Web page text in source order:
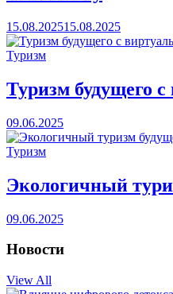
15.08.202515.08.2025
Туризм
Туризм будущего
09.06.2025
Туризм
Экологичный
09.06.2025
Новости
View All